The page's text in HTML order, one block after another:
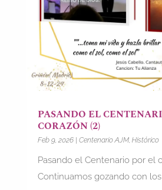
PASANDO EL
CORAZÓN (2)
Feb 9, 2026| Centenario AJM, Histórico
Pasando el Centenario por el
Continuamos gozando con